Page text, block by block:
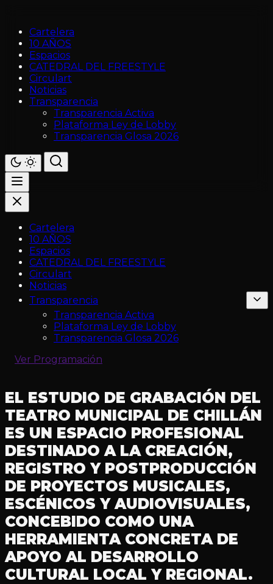
Cartelera
10 AÑOS
Espacios
CATEDRAL DEL FREESTYLE
Circulart
Noticias
Transparencia
Transparencia Activa
Plataforma Ley de Lobby
Transparencia Glosa 2026
Cartelera
10 AÑOS
Espacios
CATEDRAL DEL FREESTYLE
Circulart
Noticias
Transparencia
Transparencia Activa
Plataforma Ley de Lobby
Transparencia Glosa 2026
Ver Programación
EL ESTUDIO DE GRABACIÓN DEL
TEATRO MUNICIPAL DE CHILLÁN
ES UN ESPACIO PROFESIONAL
DESTINADO A LA CREACIÓN,
REGISTRO Y POSTPRODUCCIÓN
DE PROYECTOS MUSICALES,
ESCÉNICOS Y AUDIOVISUALES,
CONCEBIDO COMO UNA
HERRAMIENTA CONCRETA DE
APOYO AL DESARROLLO
CULTURAL LOCAL Y REGIONAL.